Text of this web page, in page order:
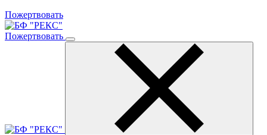
Пожертвовать
Пожертвовать